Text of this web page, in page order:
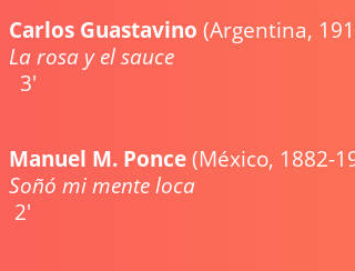
Carlos Guastavino (Argentina,
La rosa y
3'
Manuel M. Ponce(México, 1882-
Soñó mi mente loca
2'